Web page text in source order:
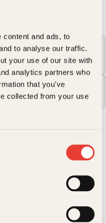
content and ads, to
to analyse our traffic.
your use of our site with
analytics partners who
that you’ve
collected from your use